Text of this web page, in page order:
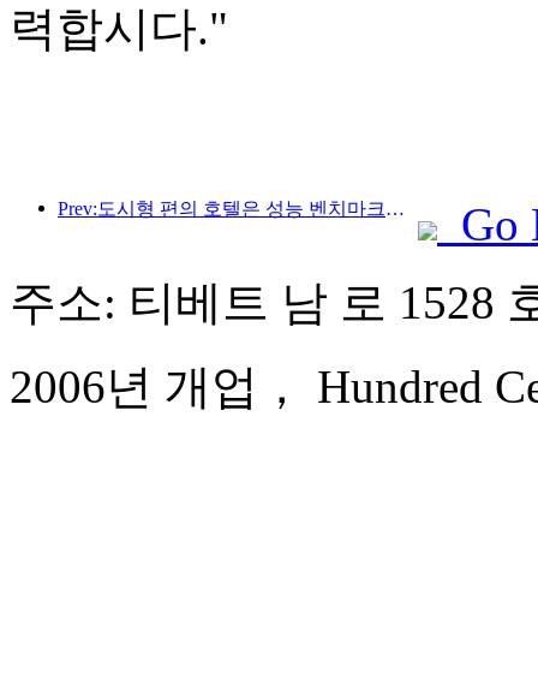
력합시다."
Prev:도시형 편의 호텔은 성능 벤치마크를 만들고 산업 발전을 촉진합니다.
Go
주소: 티베트 남 로 1528
2006년 개업， Hundred